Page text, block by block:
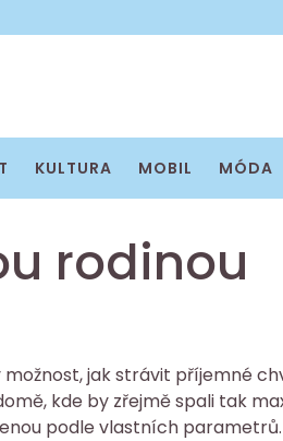
KULTURA MOBIL MÓDA
rodinou
jak strávit příjemné
kde by zřejmě spali tak
podle vlastních